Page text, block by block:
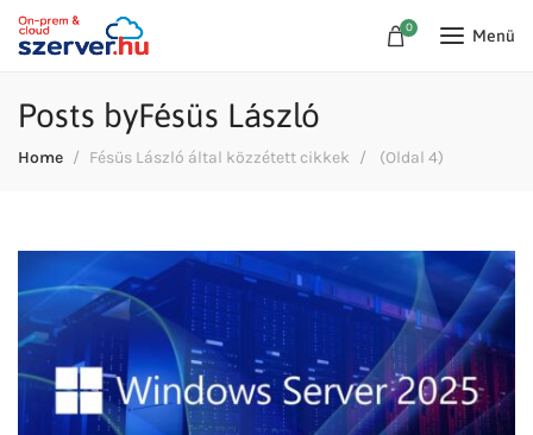
0 Menü
Posts byFésüs László
Home Fésüs László által közzétett cikkek (Oldal 4)